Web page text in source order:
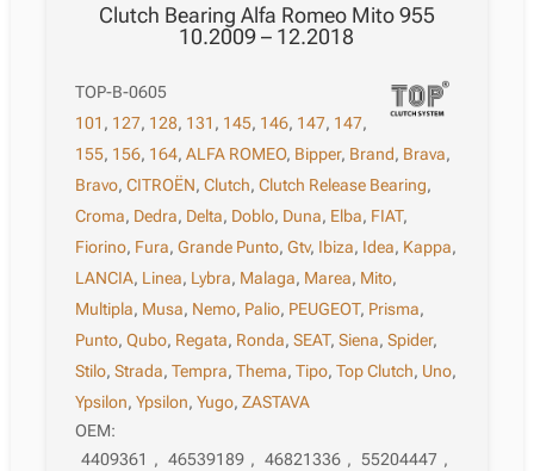
Clutch Bearing Alfa Romeo Mito 955
10.2009 – 12.2018
TOP-B-0605
101 , 127, 128, 131 , 145, 146, 147, 147,
155, 156, 164,ALFA ROMEO, Bipper, Brand, Brava,
Bravo,CITROËN,Clutch,Clutch Release Bearing,
Croma, Dedra, Delta, Doblo, Duna, Elba, FIAT,
Fiorino, Fura,Grande Punto,Gtv, Ibiza, Idea, Kappa,
LANCIA, Linea, Lybra, Malaga, Marea, Mito,
Multipla, Musa, Nemo, Palio, PEUGEOT, Prisma,
Punto,Qubo, Regata, Ronda,SEAT,Siena,Spider,
Stilo,Strada,Tempra,Thema,Tipo,Top Clutch, Uno,
Ypsilon,Ypsilon,Yugo,ZASTAVA
OEM:
4409361 , 46539189 , 46821336 , 55204447 ,